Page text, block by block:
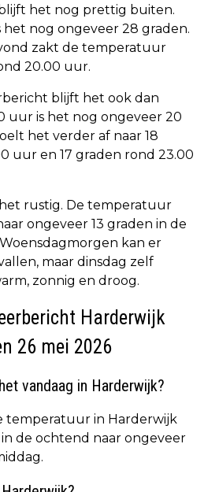
het nog prettig buiten.
het nog ongeveer 28 graden.
zakt de temperatuur
20.00 uur.
blijft het ook dan
uur is het nog ongeveer 20
het verder af naar 18
uur en 17 graden rond 23.00
rustig. De temperatuur
ongeveer 13 graden in de
kan er
maar dinsdag zelf
zonnig en droog.
Harderwijk
26 mei 2026
vandaag in Harderwijk?
temperatuur in Harderwijk
in de ochtend naar ongeveer